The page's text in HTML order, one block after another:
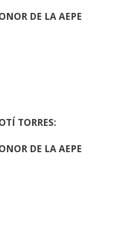
DE LA AEPE
TORRES:
DE LA AEPE